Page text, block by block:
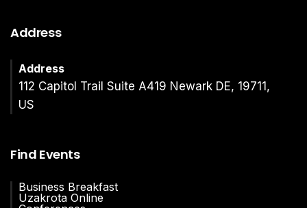
Address
Address
112 Capitol Trail Suite A419 Newark DE, 19711,
US
Find Events
Business Breakfast
Uzakrota Online